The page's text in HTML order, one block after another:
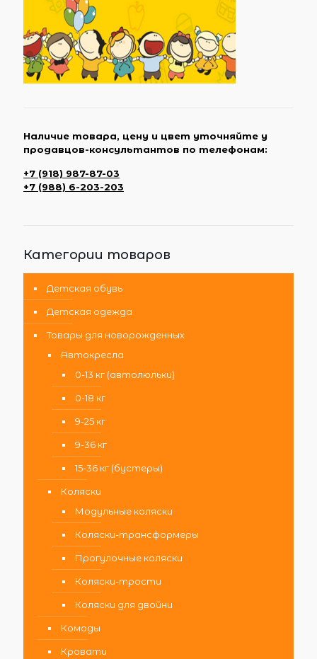
Наличие товара, цену и цвет уточняйте у
продавцов-консультантов по телефонам:
+7 (918) 987-87-03
+7 (988) 6-203-203
Категории товаров
Детская обувь
Детская одежда
Товары для новорожденных
Автокресла
0-13 кг (автолюльки)
0-18 кг
9-25 кг
9-36 кг
15-36 кг (бустеры)
Коляски
Модульные коляски
Коляски-трансформеры
Прогулочные коляски
Коляски-трости
Коляски для двойни
Комоды
Кровати